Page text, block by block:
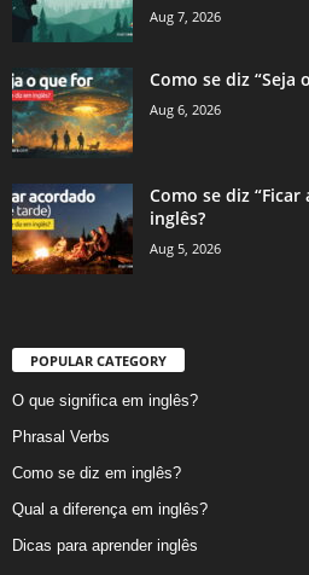
Aug 7, 2026
Como se diz “Seja
Aug 6, 2026
Como se diz
inglês?
Aug 5, 2026
POPULAR CATEGORY
O que significa em inglês?
Phrasal Verbs
Como se diz em inglês?
Qual a diferença em inglês?
Dicas para aprender inglês